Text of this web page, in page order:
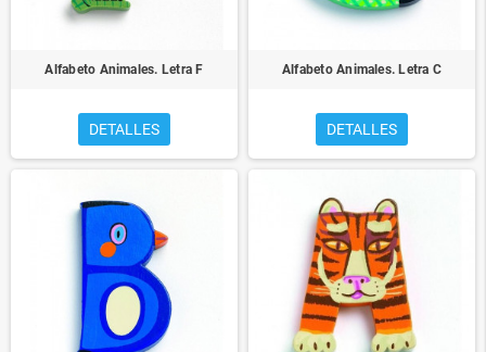
Alfabeto Animales. Letra F
DETALLES
Alfabeto Animales. Letra C
DETALLES